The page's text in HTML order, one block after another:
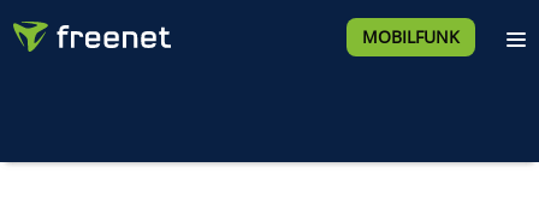
MOBILFUNK